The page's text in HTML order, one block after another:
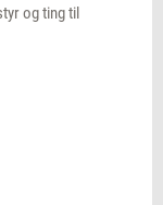
og ting til